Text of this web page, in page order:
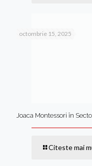
octombrie 15, 2025
Joaca Montessori în
Citeste mai